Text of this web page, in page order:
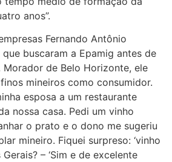
anos”.
Fernando Antônio
buscaram a Epamig antes de
de Belo Horizonte, ele
mineiros como consumidor.
esposa a um restaurante
nossa casa. Pedi um vinho
o prato e o dono me sugeriu
mineiro. Fiquei surpreso: ‘vinho
– ‘Sim e de excelente